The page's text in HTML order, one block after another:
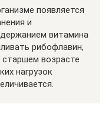
появляется
и
витамина
рибофлавин,
возрасте
нагрузок